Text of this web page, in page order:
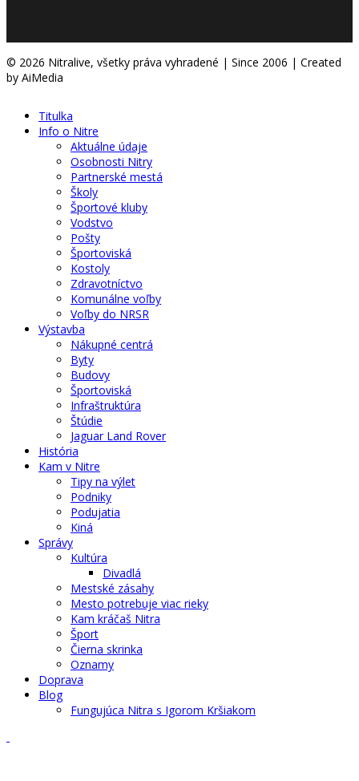
© 2026 Nitralive, všetky práva vyhradené | Since 2006 | Created
by AiMedia
Titulka
Info o Nitre
Aktuálne údaje
Osobnosti Nitry
Partnerské mestá
Školy
Športové kluby
Vodstvo
Pošty
Športoviská
Kostoly
Zdravotníctvo
Komunálne voľby
Voľby do NRSR
Výstavba
Nákupné centrá
Byty
Budovy
Športoviská
Infraštruktúra
Štúdie
Jaguar Land Rover
História
Kam v Nitre
Tipy na výlet
Podniky
Podujatia
Kiná
Správy
Kultúra
Divadlá
Mestské zásahy
Mesto potrebuje viac rieky
Kam kráčaš Nitra
Šport
Čierna skrinka
Oznamy
Doprava
Blog
Fungujúca Nitra s Igorom Kršiakom